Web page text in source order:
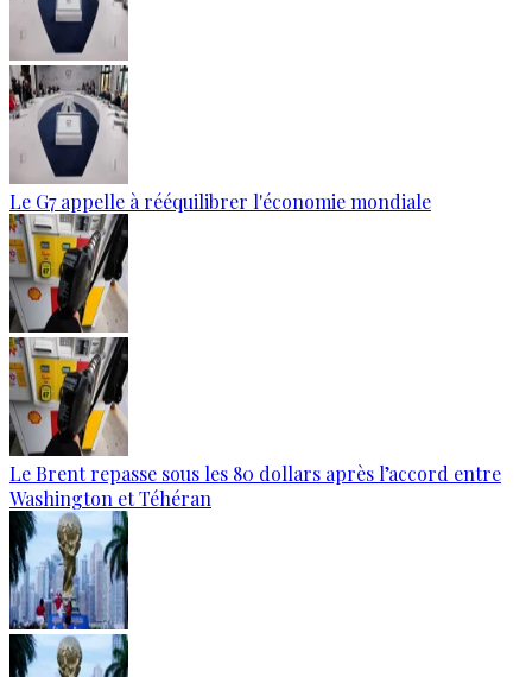
Le G7 appelle à rééquilibrer l'économie mondiale
Le Brent repasse sous les 80 dollars après l’accord entre
Washington et Téhéran